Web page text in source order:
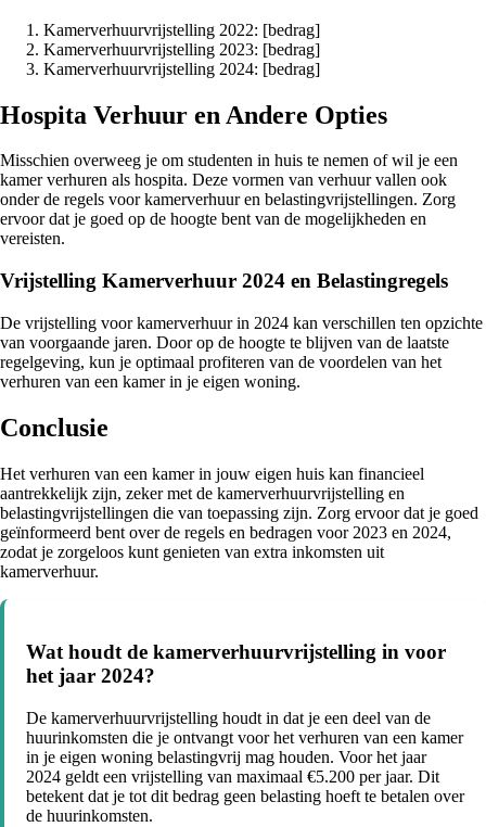
Kamerverhuurvrijstelling 2022: [bedrag]
Kamerverhuurvrijstelling 2023: [bedrag]
Kamerverhuurvrijstelling 2024: [bedrag]
Hospita Verhuur en Andere Opties
Misschien overweeg je om studenten in huis te nemen of wil je een
kamer verhuren als hospita. Deze vormen van verhuur vallen ook
onder de regels voor kamerverhuur en belastingvrijstellingen. Zorg
ervoor dat je goed op de hoogte bent van de mogelijkheden en
vereisten.
Vrijstelling Kamerverhuur 2024 en Belastingregels
De vrijstelling voor kamerverhuur in 2024 kan verschillen ten opzichte
van voorgaande jaren. Door op de hoogte te blijven van de laatste
regelgeving, kun je optimaal profiteren van de voordelen van het
verhuren van een kamer in je eigen woning.
Conclusie
Het verhuren van een kamer in jouw eigen huis kan financieel
aantrekkelijk zijn, zeker met de kamerverhuurvrijstelling en
belastingvrijstellingen die van toepassing zijn. Zorg ervoor dat je goed
geïnformeerd bent over de regels en bedragen voor 2023 en 2024,
zodat je zorgeloos kunt genieten van extra inkomsten uit
kamerverhuur.
Wat houdt de kamerverhuurvrijstelling in voor
het jaar 2024?
De kamerverhuurvrijstelling houdt in dat je een deel van de
huurinkomsten die je ontvangt voor het verhuren van een kamer
in je eigen woning belastingvrij mag houden. Voor het jaar
2024 geldt een vrijstelling van maximaal €5.200 per jaar. Dit
betekent dat je tot dit bedrag geen belasting hoeft te betalen over
de huurinkomsten.